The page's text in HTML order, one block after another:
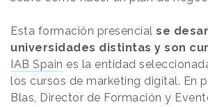
Esta formación presencial se
universidades distintas y son
IAB Spain es la entidad
los cursos de marketing digital. En
Blas, Director de Formación y